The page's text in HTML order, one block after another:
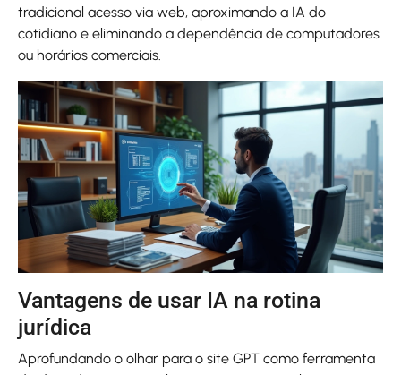
tradicional acesso via web, aproximando a IA do
cotidiano e eliminando a dependência de computadores
ou horários comerciais.
Vantagens de usar IA na rotina
jurídica
Aprofundando o olhar para o site GPT como ferramenta